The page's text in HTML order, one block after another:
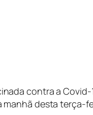
contra a
desta terça-